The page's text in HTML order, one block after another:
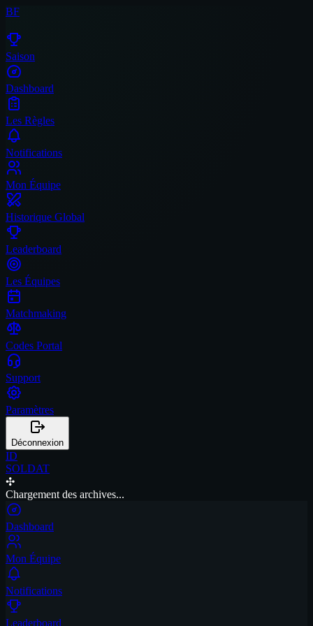
BF
Saison
Dashboard
Les Règles
Notifications
Mon Équipe
Historique Global
Leaderboard
Les Équipes
Matchmaking
Codes Portal
Support
Paramètres
Déconnexion
ID
SOLDAT
✣
Chargement des archives...
Dashboard
Mon Équipe
Notifications
Leaderboard